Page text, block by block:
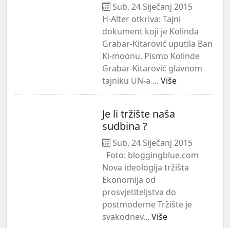
Sub, 24 Siječanj 2015
H-Alter otkriva: Tajni
dokument koji je Kolinda
Grabar-Kitarović uputila Ban
Ki-moonu. Pismo Kolinde
Grabar-Kitarović glavnom
tajniku UN-a ... Više
Je li tržište naša
sudbina ?
Sub, 24 Siječanj 2015
Foto: bloggingblue.com
Nova ideologija tržišta
Ekonomija od
prosvjetiteljstva do
postmoderne Tržište je
svakodnev... Više